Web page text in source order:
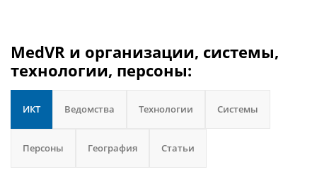
MedVR и организации, системы,
технологии, персоны:
ИКТ Ведомства Технологии Системы
Персоны География Статьи